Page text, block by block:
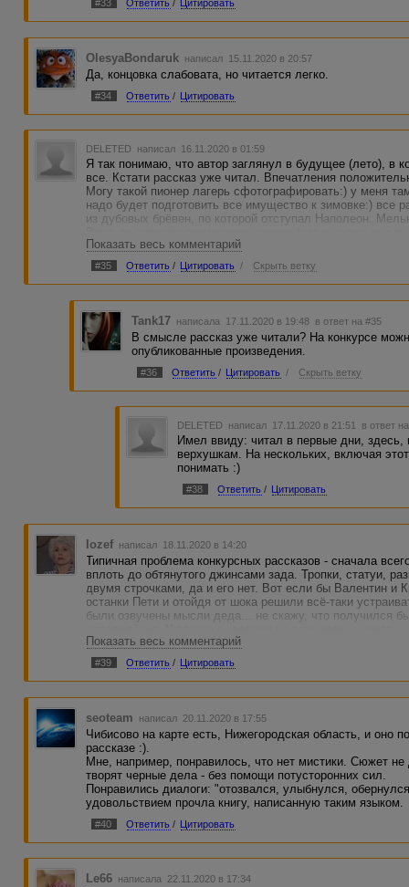
#33 Ответить / Цитировать
OlesyaBondaruk написал 15.11.2020 в 20:57
Да, концовка слабовата, но читается легко.
#34 Ответить / Цитировать
DELETED написал 16.11.2020 в 01:59
Я так понимаю, что автор заглянул в будущее (лето), в
все. Кстати рассказ уже читал. Впечатления
Могу такой пионер лагерь сфотографировать:) у меня
надо будет подготовить все имущество к зимовке:) все
из дубовых брёвен, по которой отступал Наполеон.
"На другом конце возвышенности старик пытался
слабое место повествования. Да и выше были замечены
только.
Мне понравилось, несмотря на некоторые недочёты,
рыбак рыбака - видит издалека.
В качестве анекдота. Со своей нынешней женой, после
к себе на дачу. В первый раз. В ее глазах помню ужас и
через лес?" Живём вместе уже десять лет и до сих пор
Показать весь комментарий
#35 Ответить / Цитировать / Скрыть ветку
Tank17 написала 17.11.2020 в 19:48 в ответ на #35
В смысле рассказ уже читали? На конкурсе
опубликованные произведения.
#36 Ответить / Цитировать / Скрыть ветку
DELETED написал 17.11.2020 в 21:51 в ответ
Имел ввиду: читал в первые дни,
верхушкам. На нескольких, включая
понимать :)
#38 Ответить / Цитировать
Iozef написал 18.11.2020 в 14:20
Типичная проблема конкурсных рассказов - сначала
вплоть до обтянутого джинсами зада. Тропки, статуи,
двумя строчками, да и его нет. Вот если бы Валентин и
останки Пети и отойдя от шока решили всё-таки
были озвучены мысли деда... не скажу, что получился
Показать весь комментарий
#39 Ответить / Цитировать
seoteam написал 20.11.2020 в 17:55
Чибисово на карте есть, Нижегородская область, и оно
рассказе :).
Мне, например, понравилось, что нет мистики. Сюжет
творят черные дела - без помощи потусторонних сил.
Понравились диалоги: "отозвался, улыбнулся,
удовольствием прочла книгу, написанную таким языком.
#40 Ответить / Цитировать
Le66 написала 22.11.2020 в 17:34